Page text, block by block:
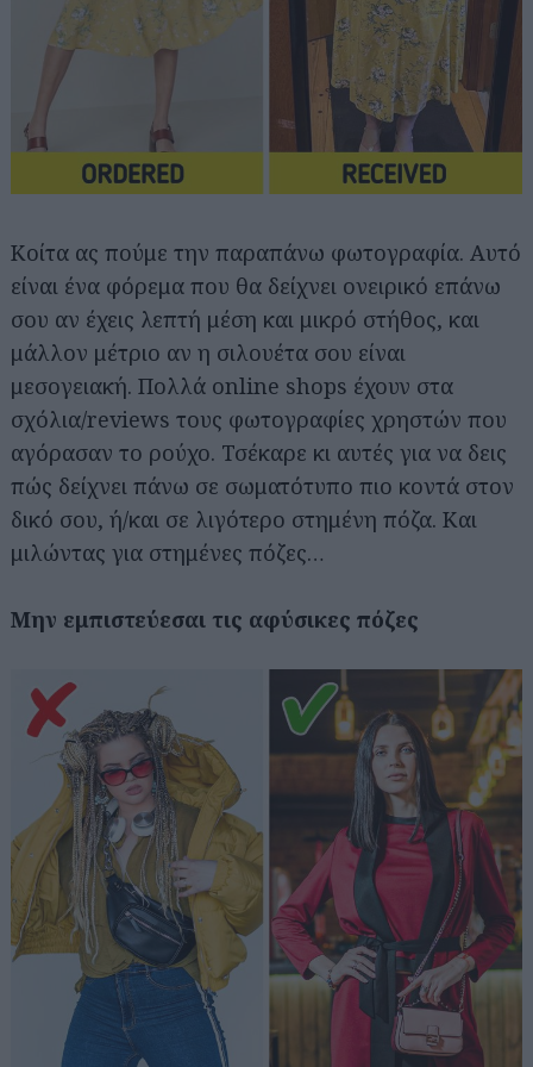
Κοίτα ας πούμε την παραπάνω φωτογραφία. Αυτό
είναι ένα φόρεμα που θα δείχνει ονειρικό επάνω
σου αν έχεις λεπτή μέση και μικρό στήθος, και
μάλλον μέτριο αν η σιλουέτα σου είναι
μεσογειακή. Πολλά online shops έχουν στα
σχόλια/reviews τους φωτογραφίες χρηστών που
αγόρασαν το ρούχο. Τσέκαρε κι αυτές για να δεις
πώς δείχνει πάνω σε σωματότυπο πιο κοντά στον
δικό σου, ή/και σε λιγότερο στημένη πόζα. Και
μιλώντας για στημένες πόζες…
Μην εμπιστεύεσαι τις αφύσικες πόζες